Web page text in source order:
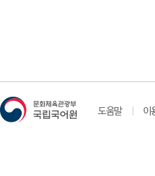
도움말 이